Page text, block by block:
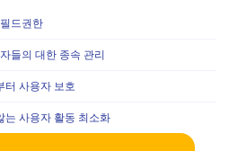
드권한
들의 대한 종속 관리
터 사용자 보호
는 사용자 활동 최소화